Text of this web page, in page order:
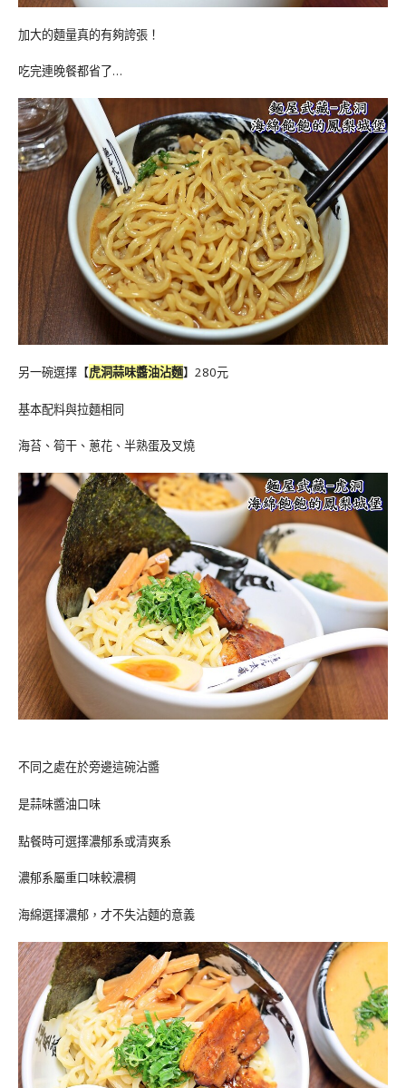
加大的麵量真的有夠誇張！
吃完連晚餐都省了…
另一碗選擇【虎洞蒜味醬油沾麵】280元
基本配料與拉麵相同
海苔、筍干、蔥花、半熟蛋及叉燒
不同之處在於旁邊這碗沾醬
是蒜味醬油口味
點餐時可選擇濃郁系或清爽系
濃郁系屬重口味較濃稠
海綿選擇濃郁，才不失沾麵的意義